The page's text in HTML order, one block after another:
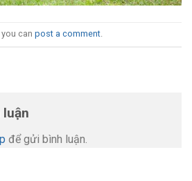
can post a comment.
để gửi bình luận.